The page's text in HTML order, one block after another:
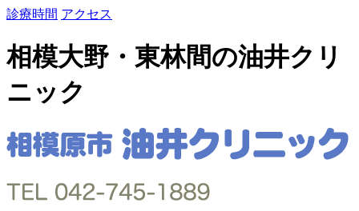
診療時間 アクセス
相模大野・東林間の油井クリ
ニック